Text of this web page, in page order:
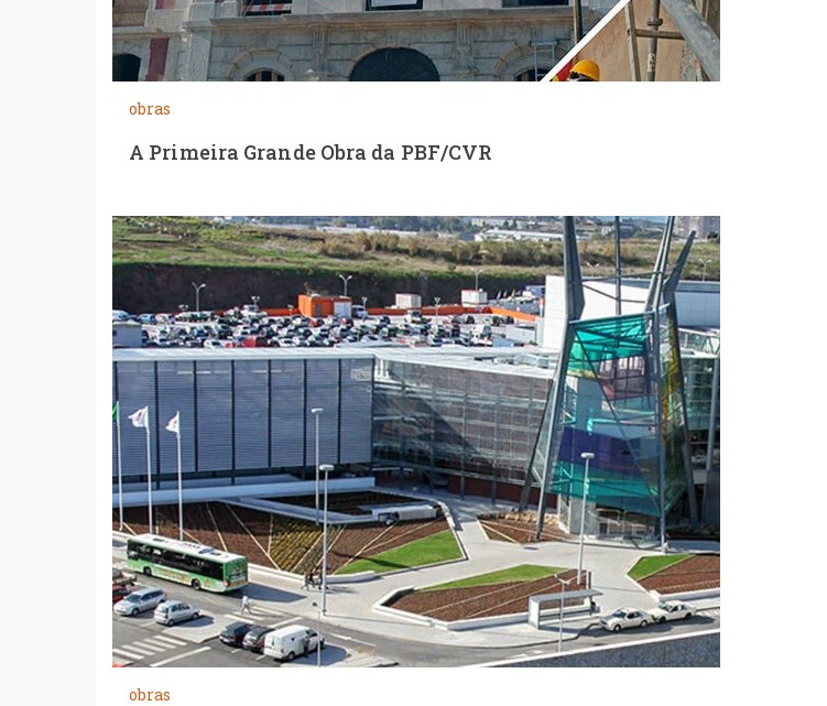
obras
A Primeira Grande Obra da PBF/CVR
obras